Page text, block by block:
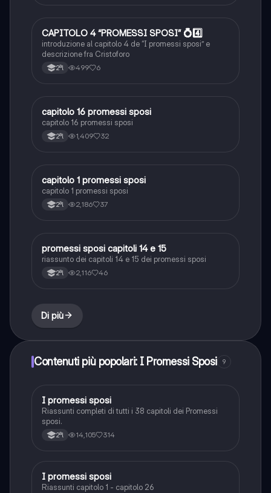
Italiano
CAPITOLO 4 “PROMESSI SPOSI” 💍4️⃣
introduzione al capitolo 4 de “I promessi sposi” e
descrizione fra Cristoforo
2ªl 499 6
Italiano
capitolo 16 promessi sposi
capitolo 16 promessi sposi
2ªl 1,409 32
Italiano
capitolo 1 promessi sposi
capitolo 1 promessi sposi
2ªl 2,186 37
Italiano
promessi sposi capitoli 14 e 15
riassunto dei capitoli 14 e 15 dei promessi sposi
2ªl 2,116 46
Di più
Contenuti più popolari: I Promessi Sposi 9
Italiano
I promessi sposi
Riassunti completi di tutti i 38 capitoli dei Promessi
sposi.
2ªl 14,105 314
Italiano
I promessi sposi
Riassunti capitolo 1 - capitolo 26